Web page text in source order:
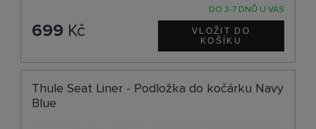
DO 3-7 DNŮ U VÁS
699 Kč
Thule Seat Liner - Podložka do kočárku Navy
Blue